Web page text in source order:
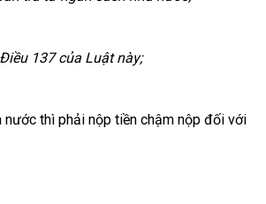
137 của Luật này;
nước thì phải nộp tiền chậm nộp đối với